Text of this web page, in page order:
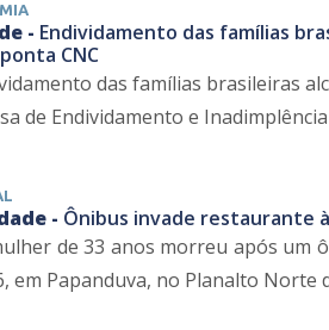
- Endividamento das famílias
CNC
das famílias brasileiras
de Endividamento e
- Ônibus invade restaurante
de 33 anos morreu após um
em Papanduva, no Planalto Norte